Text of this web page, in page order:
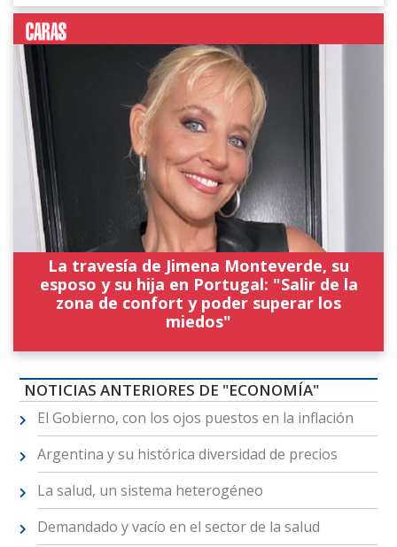
La travesía de Jimena Monteverde, su
esposo y su hija en Portugal: "Salir de la
zona de confort y poder superar los
miedos"
NOTICIAS ANTERIORES DE "ECONOMÍA"
El Gobierno, con los ojos puestos en la inflación
Argentina y su histórica diversidad de precios
La salud, un sistema heterogéneo
Demandado y vacío en el sector de la salud